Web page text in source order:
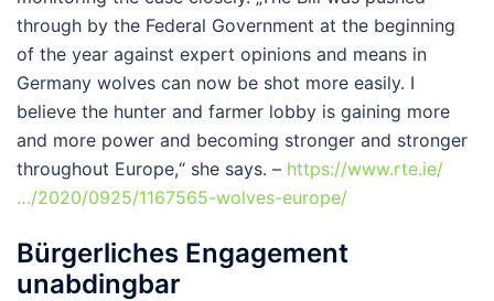
through by the Federal Government at the beginning
of the year against expert opinions and means in
Germany wolves can now be shot more easily. I
believe the hunter and farmer lobby is gaining more
and more power and becoming stronger and stronger
throughout Europe,“ she says. – https://www.rte.ie/
…/2020/0925/1167565-wolves-europe/
Bürgerliches Engagement
unabdingbar